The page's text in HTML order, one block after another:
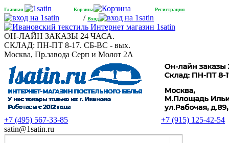
Главная Корзина Регистрация
/Вход
ОН-ЛАЙН ЗАКАЗЫ 24 ЧАСА.
СКЛАД: ПН-ПТ 8-17. СБ-ВС - вых.
Москва, Пр.завода Серп и Молот 2А
+7 (495) 567-33-85
+7 (915) 125-42-54
satin@1satin.ru